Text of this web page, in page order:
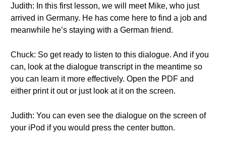
Judith: In this first lesson, we will meet Mike, who just
arrived in Germany. He has come here to find a job and
meanwhile he’s staying with a German friend.
Chuck: So get ready to listen to this dialogue. And if you
can, look at the dialogue transcript in the meantime so
you can learn it more effectively. Open the PDF and
either print it out or just look at it on the screen.
Judith: You can even see the dialogue on the screen of
your iPod if you would press the center button.